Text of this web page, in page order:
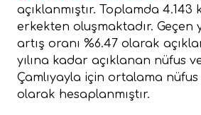
açıklanmıştır. Toplamda 4.143
erkekten oluşmaktadır. Geçen
artış oranı %6.47 olarak
yılına kadar açıklanan nüfus
Çamlıyayla için ortalama nüfus
olarak hesaplanmıştır.